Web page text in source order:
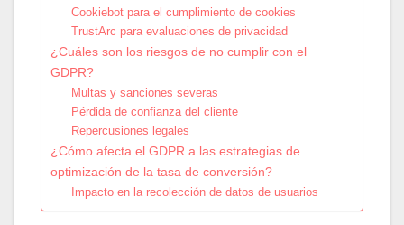
Cookiebot para el cumplimiento de cookies
TrustArc para evaluaciones de privacidad
¿Cuáles son los riesgos de no cumplir con el
GDPR?
Multas y sanciones severas
Pérdida de confianza del cliente
Repercusiones legales
¿Cómo afecta el GDPR a las estrategias de
optimización de la tasa de conversión?
Impacto en la recolección de datos de usuarios